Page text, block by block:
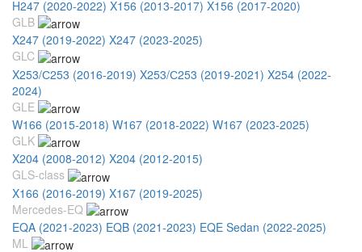
H247 (2020-2022) X156 (2013-2017) X156 (2017-2020)
GLB
X247 (2019-2022) X247 (2023-2025)
GLC
X253/С253 (2016-2019) X253/С253 (2019-2021) X254 (2022-
2024)
GLE
W166 (2015-2018) W167 (2018-2022) W167 (2023-2025)
GLK
X204 (2008-2012) X204 (2012-2015)
GLS-class
X166 (2016-2019) X167 (2019-2025)
Mercedes-EQ
EQA (2021-2023) EQB (2021-2023) EQE Sedan (2022-2025)
ML